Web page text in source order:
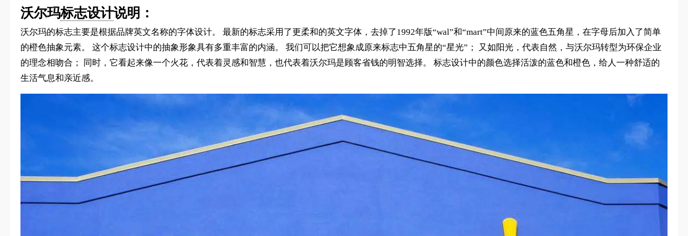
沃尔玛标志设计说明：
沃尔玛的标志主要是根据品牌英文名称的字体设计。 最新的标志采用了更柔和的英文字体，去掉了1992年版“wal”和“mart”中间原来的蓝色五角星，在字母后加入了简单
的橙色抽象元素。 这个标志设计中的抽象形象具有多重丰富的内涵。 我们可以把它想象成原来标志中五角星的“星光”； 又如阳光，代表自然，与沃尔玛转型为环保企业
的理念相吻合； 同时，它看起来像一个火花，代表着灵感和智慧，也代表着沃尔玛是顾客省钱的明智选择。 标志设计中的颜色选择活泼的蓝色和橙色，给人一种舒适的
生活气息和亲近感。